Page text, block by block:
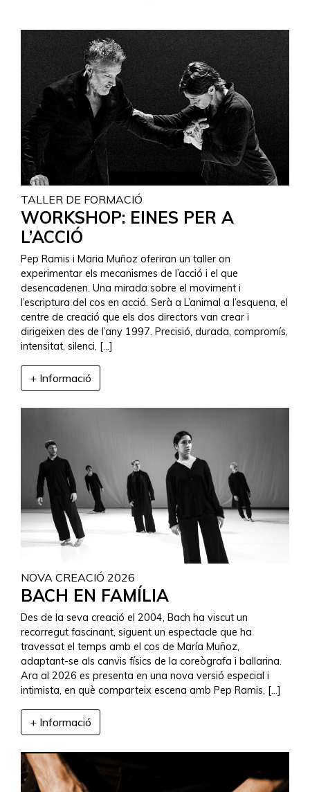
TALLER DE FORMACIÓ
WORKSHOP: EINES PER A
L’ACCIÓ
Pep Ramis i Maria Muñoz oferiran un taller on
experimentar els mecanismes de l’acció i el que
desencadenen. Una mirada sobre el moviment i
l’escriptura del cos en acció. Serà a L’animal a l’esquena, el
centre de creació que els dos directors van crear i
dirigeixen des de l’any 1997. Precisió, durada, compromís,
intensitat, silenci, […]
+ Informació
NOVA CREACIÓ 2026
BACH EN FAMÍLIA
Des de la seva creació el 2004, Bach ha viscut un
recorregut fascinant, siguent un espectacle que ha
travessat el temps amb el cos de María Muñoz,
adaptant-se als canvis físics de la coreògrafa i ballarina.
Ara al 2026 es presenta en una nova versió especial i
intimista, en què comparteix escena amb Pep Ramis, […]
+ Informació